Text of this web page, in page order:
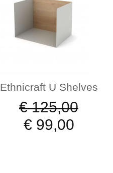
Ethnicraft U Shelves
€ 125,00
€ 99,00